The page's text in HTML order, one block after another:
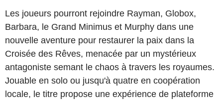
Les joueurs pourront rejoindre Rayman, Globox,
Barbara, le Grand Minimus et Murphy dans une
nouvelle aventure pour restaurer la paix dans la
Croisée des Rêves, menacée par un mystérieux
antagoniste semant le chaos à travers les royaumes.
Jouable en solo ou jusqu'à quatre en coopération
locale, le titre propose une expérience de plateforme